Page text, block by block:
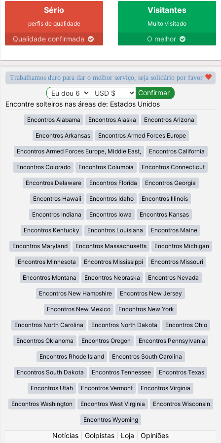
Sério
perfis de qualidade
Qualidade confirmada
Visitantes
Muito visitado
O melhor
Trabalhamos duro para dar o melhor serviço, seja solidário por favor
Encontre solteiros nas áreas de: Estados Unidos
Encontros Alabama Encontros Alaska Encontros Arizona
Encontros Arkansas Encontros Armed Forces Europe
Encontros Armed Forces Europe, Middle East, Encontros California
Encontros Colorado Encontros Columbia Encontros Connecticut
Encontros Delaware Encontros Florida Encontros Georgia
Encontros Hawaii Encontros Idaho Encontros Illinois
Encontros Indiana Encontros Iowa Encontros Kansas
Encontros Kentucky Encontros Louisiana Encontros Maine
Encontros Maryland Encontros Massachusetts Encontros Michigan
Encontros Minnesota Encontros Mississippi Encontros Missouri
Encontros Montana Encontros Nebraska Encontros Nevada
Encontros New Hampshire Encontros New Jersey
Encontros New Mexico Encontros New York
Encontros North Carolina Encontros North Dakota Encontros Ohio
Encontros Oklahoma Encontros Oregon Encontros Pennsylvania
Encontros Rhode Island Encontros South Carolina
Encontros South Dakota Encontros Tennessee Encontros Texas
Encontros Utah Encontros Vermont Encontros Virginia
Encontros Washington Encontros West Virginia Encontros Wisconsin
Encontros Wyoming
Notícias Golpistas Loja
Opiniões